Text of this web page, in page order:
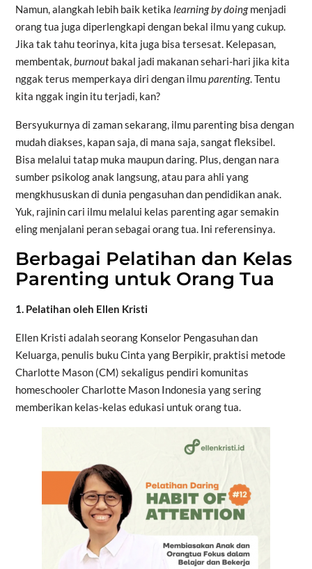
Namun, alangkah lebih baik ketika learning by doingmenjadi
orang tua juga diperlengkapi dengan bekal ilmu yang cukup.
Jika tak tahu teorinya, kita juga bisa tersesat. Kelepasan,
membentak,burnoutbakal jadi makanan sehari-hari jika kita
nggak terus memperkaya diri dengan ilmuparenting. Tentu
kita nggak ingin itu terjadi, kan?
Bersyukurnya di zaman sekarang, ilmu parenting bisa dengan
mudah diakses, kapan saja, di mana saja, sangat fleksibel.
Bisa melalui tatap muka maupun daring. Plus, dengan nara
sumber psikolog anak langsung, atau para ahli yang
mengkhususkan di dunia pengasuhan dan pendidikan anak.
Yuk, rajinin cari ilmu melalui kelas parenting agar semakin
eling menjalani peran sebagai orang tua. Ini referensinya.
Berbagai Pelatihan dan Kelas
Parenting untuk Orang Tua
1. Pelatihan oleh Ellen Kristi
Ellen Kristi adalah seorang Konselor Pengasuhan dan
Keluarga, penulis buku Cinta yang Berpikir, praktisi metode
Charlotte Mason (CM) sekaligus pendiri komunitas
homeschooler Charlotte Mason Indonesia yang sering
memberikan kelas-kelas edukasi untuk orang tua.